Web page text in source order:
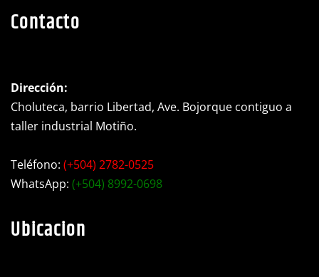
Contacto
Dirección:
Choluteca, barrio Libertad, Ave. Bojorque contiguo a
taller industrial Motiño.
Teléfono: (+504) 2782-0525
WhatsApp: (+504) 8992-0698
Ubicacion